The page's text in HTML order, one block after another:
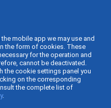
mobile app we may use and
the form of cookies. These
for the operation and
cannot be deactivated.
the cookie settings panel you
on the corresponding
the complete list of
.